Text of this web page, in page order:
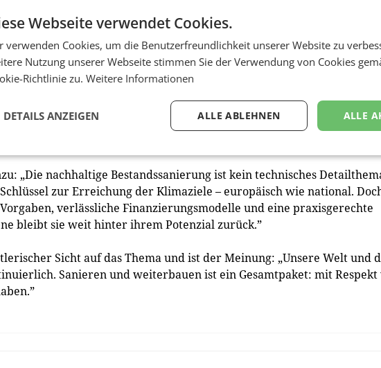
leben, aber auch für den langfristigen Werterhalt unserer
Wohnungsbestand wird maßgeblich davon abhängen, dass
mit sozialer Gerechtigkeit und wirtschaftlicher Machbarkeit in
und hebt hervor: „Nachhaltige Bestandssanierung ist ein wichtiger
gesenkte Betriebskosten zu realisieren. Wir dürfen nur nicht
Bestandshalter wirtschaftlich sinnvoll sein muss. Das geht, wenn
möglich gemacht wird und wirtschaftliche Vorteile bringt.”
„Die nachhaltige Bestandssanierung ist kein technisches
zur Erreichung der Klimaziele – europäisch wie national.
verlässliche Finanzierungsmodelle und eine praxisgerechte
bleibt sie weit hinter ihrem Potenzial zurück.”
Sicht auf das Thema und ist der Meinung: „Unsere Welt und
Sanieren und weiterbauen ist ein Gesamtpaket: mit Respekt
Webseite verwendet Cookies.
verwenden Cookies, um die Benutzerfreundlichkeit unserer Website zu
Nutzung unserer Webseite stimmen Sie der Verwendung von Cookies
Richtlinie zu. Weitere Informationen
ALLE
ALLE ABLEHNEN
DETAILS ANZEIGEN